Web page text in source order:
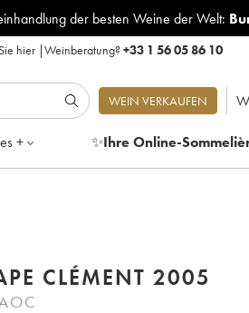
der besten Weine der Welt:
hier|Weinberatung?+33 1 56 05 86 10
WEIN VERKAUFEN
+ ✨Ihre Online-
CHÂTEAU PAPE CLÉMENT 2005